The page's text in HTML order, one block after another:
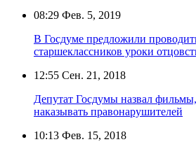
08:29 Фев. 5, 2019
В Госдуме предложили
старшеклассников уроки
12:55 Сен. 21, 2018
Депутат Госдумы назвал
наказывать правонарушителей
10:13 Фев. 15, 2018